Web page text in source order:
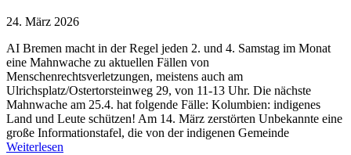
24. März 2026
AI Bremen macht in der Regel jeden 2. und 4. Samstag im Monat
eine Mahnwache zu aktuellen Fällen von
Menschenrechtsverletzungen, meistens auch am
Ulrichsplatz/Ostertorsteinweg 29, von 11-13 Uhr. Die nächste
Mahnwache am 25.4. hat folgende Fälle: Kolumbien: indigenes
Land und Leute schützen! Am 14. März zerstörten Unbekannte eine
große Informationstafel, die von der indigenen Gemeinde
Weiterlesen